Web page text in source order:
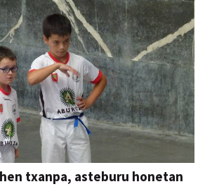
txanpa, asteburu honetan